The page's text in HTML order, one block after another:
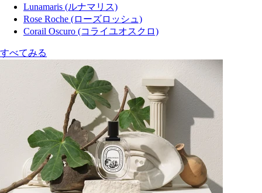
Lunamaris (ルナマリス)
Rose Roche (ローズロッシュ)
Corail Oscuro (コライユオスクロ)
すべてみる